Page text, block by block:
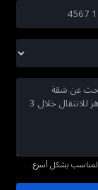
بشكل أسرع.